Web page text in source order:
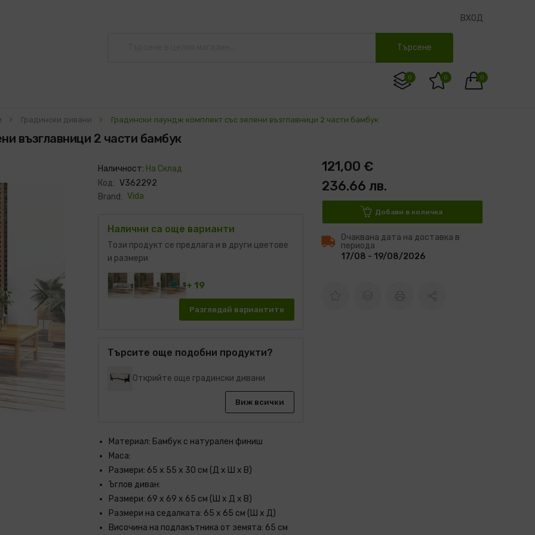
ВХОД
Търсене
0
0 0
Градински дивани Градински лаундж комплект със зелени възглавници 2 части бамбук
възглавници 2 части бамбук
Наличност: На Склад
Код: V362292
Brand: Vida
Налични са още варианти
Този продукт се предлага и в други цветове
и размери
+ 19
Разгледай вариантите
Търсите още подобни продукти?
Открийте още градински дивани
Виж всички
Материал: Бамбук с натурален финиш
Маса:
Размери: 65 x 55 x 30 см (Д x Ш x В)
Ъглов диван:
Размери: 69 x 69 x 65 см (Ш x Д x В)
Размери на седалката: 65 x 65 cм (Ш x Д)
Височина на подлакътника от земята: 65 см
121,00 €
236.66 лв.
Добави в количка
Очаквана дата на доставка в
периода
17/08 - 19/08/2026